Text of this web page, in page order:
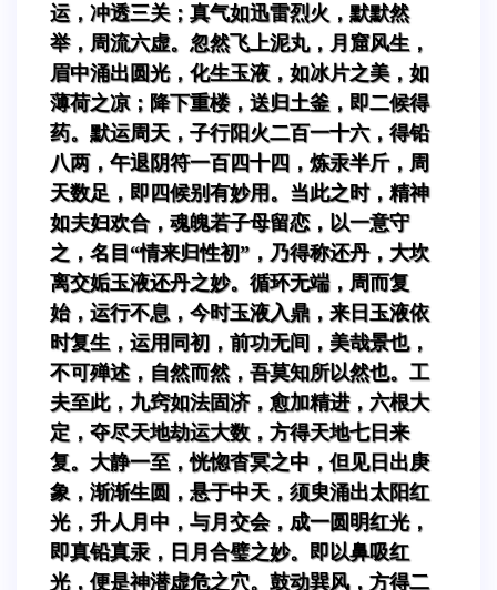
运，冲透三关；真气如迅雷烈火，默默然
举，周流六虚。忽然飞上泥丸，月窟风生，
眉中涌出圆光，化生玉液，如冰片之美，如
薄荷之凉；降下重楼，送归土釜，即二候得
药。默运周天，子行阳火二百一十六，得铅
八两，午退阴符一百四十四，炼汞半斤，周
天数足，即四候别有妙用。当此之时，精神
如夫妇欢合，魂魄若子母留恋，以一意守
之，名目“情来归性初”，乃得称还丹，大坎
离交姤玉液还丹之妙。循环无端，周而复
始，运行不息，今时玉液入鼎，来日玉液依
时复生，运用同初，前功无间，美哉景也，
不可殚述，自然而然，吾莫知所以然也。工
夫至此，九窍如法固济，愈加精进，六根大
定，夺尽天地劫运大数，方得天地七日来
复。大静一至，恍惚杳冥之中，但见日出庚
象，渐渐生圆，悬于中天，须臾涌出太阳红
光，升人月中，与月交会，成一圆明红光，
即真铅真汞，日月合璧之妙。即以鼻吸红
光，便是神潜虚危之穴。鼓动巽风，方得二